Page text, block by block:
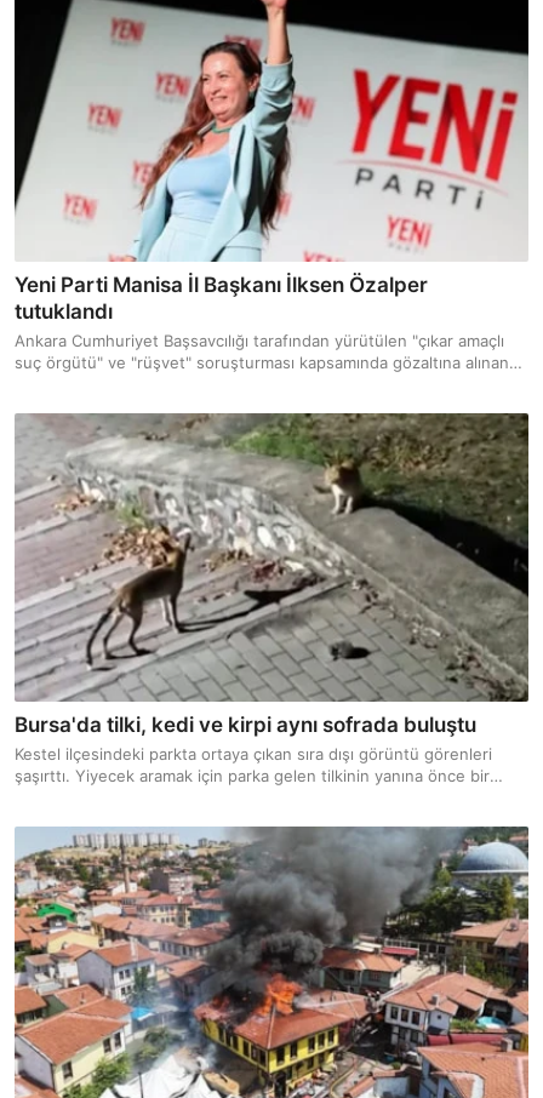
Yeni Parti Manisa İl Başkanı İlksen Özalper
tutuklandı
Ankara Cumhuriyet Başsavcılığı tarafından yürütülen "çıkar amaçlı
suç örgütü" ve "rüşvet" soruşturması kapsamında gözaltına alınan
Bursa'da tilki, kedi ve kirpi aynı sofrada buluştu
Kestel ilçesindeki parkta ortaya çıkan sıra dışı görüntü görenleri
şaşırttı. Yiyecek aramak için parka gelen tilkinin yanına önce bir